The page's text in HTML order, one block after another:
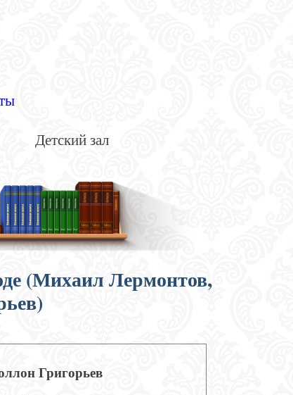
Детский зал
(Михаил Лермонтов,
Григорьев